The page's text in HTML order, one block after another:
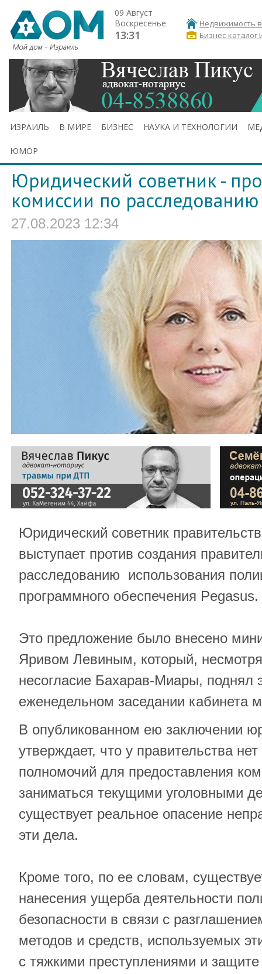
09 Август
Воскресенье
13:31
Недвижимость
Бизнес-каталог
ИЗРАИЛЬ В МИРЕ БИЗНЕС НАУКА И ТЕХНОЛОГИИ
ЮМОР
Юридический советник -
комиссии по расследованию
27.08.2023 12:34
Юридический советник
выступает против создания
расследованию использования
программного обеспечения Pegasus.
Это предложение было внесено
Яривом Левиным, который,
несогласие Бахарав-Миары, поднял
еженедельном заседании кабинета
В опубликованном ею заключении
утверждает, что у правительства
полномочий для предоставления
заниматься текущими уголовными
существует реальное опасение
эти дела.
Кроме того, по ее словам,
нанесения ущерба деятельности
безопасности в связи с
методов и средств, используемых
с тяжкими преступлениями и защите